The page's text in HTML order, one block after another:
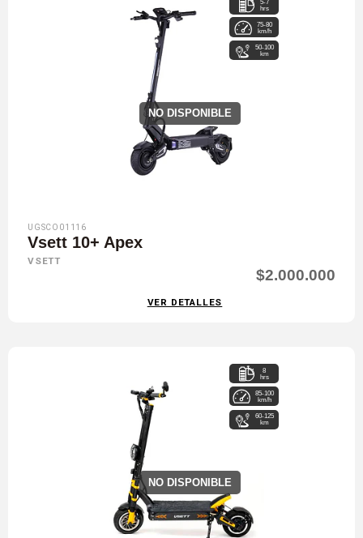
NO DISPONIBLE
hrs
75-80
km/h
50-100
km
UGSCO01116
Vsett 10+ Apex
VSETT
$2.000.000
VER DETALLES
NO DISPONIBLE
8
hrs
85-100
km/h
60-125
km